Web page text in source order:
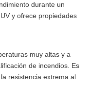
durante un
y ofrece propiedades
muy altas y a
de incendios. Es
resistencia extrema al